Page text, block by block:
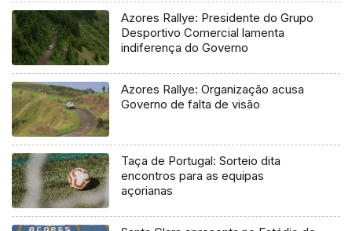
Azores Rallye: Presidente do Grupo
Desportivo Comercial lamenta
indiferença do Governo
Azores Rallye: Organização acusa
Governo de falta de visão
Taça de Portugal: Sorteio dita
encontros para as equipas
açorianas